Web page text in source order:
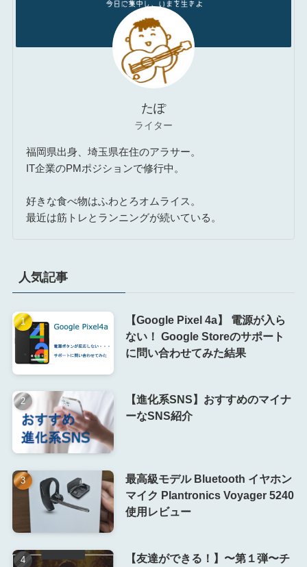
たぽ
ライター
福岡県出身、埼玉県在住のアラサー。
IT企業のPMポジションで修行中。
好きな食べ物はふわとろオムライス。
最近は筋トレとランニングが続いている。
人気記事
【Google Pixel 4a】 電源が入ら
ない！ Google Storeのサポート
に問い合わせてみた結果
【進化系SNS】おすすめのマイナ
ーなSNS紹介
最高級モデル Bluetooth イヤホン
マイク Plantronics Voyager 5240
使用レビュー
【友達ができる！】〜第１弾〜チ